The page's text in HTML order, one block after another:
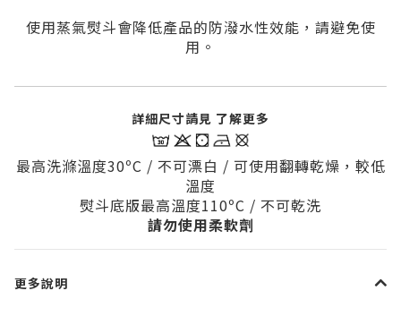
使用蒸氣熨斗會降低產品的防潑水性效能，請避免使
用。
詳細尺寸請見 了解更多
最高洗滌溫度30ºC / 不可漂白 / 可使用翻轉乾燥，較低
溫度
熨斗底版最高溫度110ºC / 不可乾洗
請勿使用柔軟劑
更多說明